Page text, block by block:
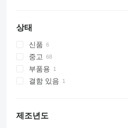
상태
신품
중고
부품용
결함 있음
제조년도